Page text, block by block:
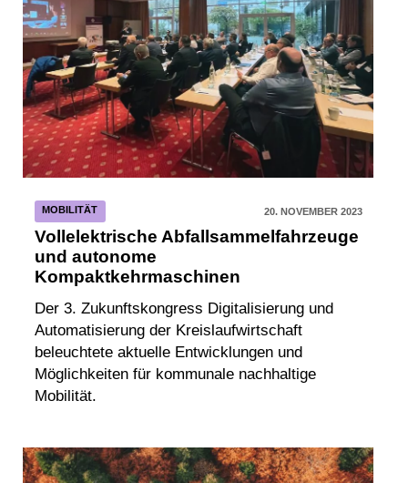
MOBILITÄT 20. NOVEMBER 2023
Vollelektrische Abfallsammelfahrzeuge
und autonome
Kompaktkehrmaschinen
Der 3. Zukunftskongress Digitalisierung und
Automatisierung der Kreislaufwirtschaft
beleuchtete aktuelle Entwicklungen und
Möglichkeiten für kommunale nachhaltige
Mobilität.